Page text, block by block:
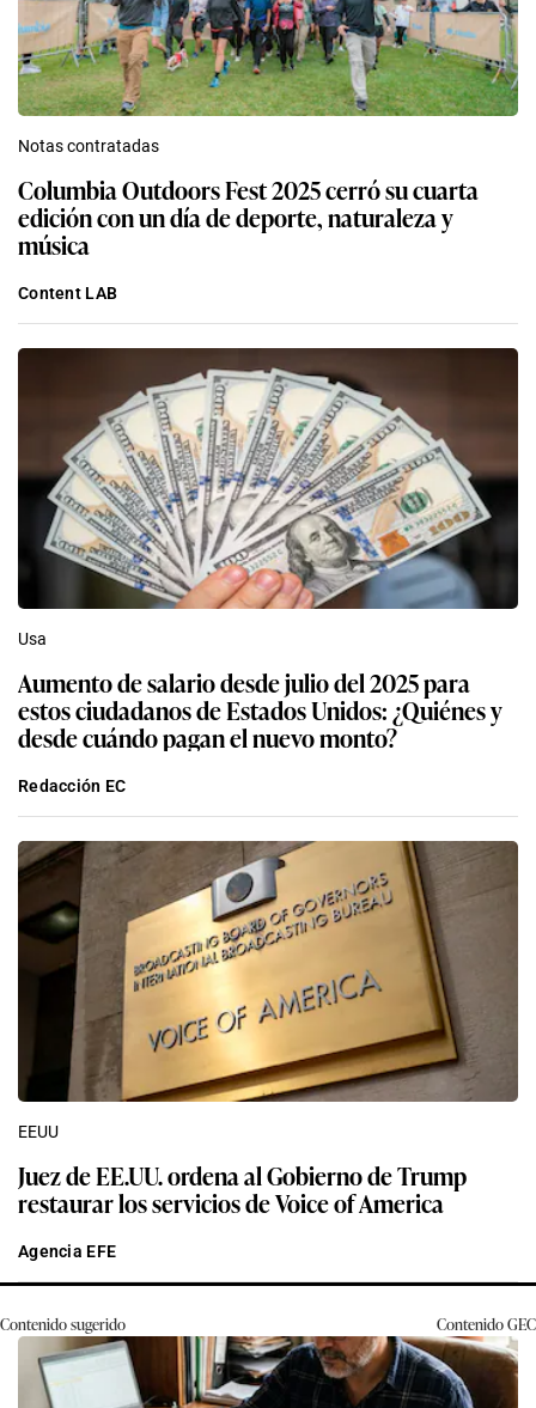
Notas contratadas
Columbia Outdoors Fest 2025 cerró su cuarta
edición con un día de deporte, naturaleza y
música
Content LAB
Usa
Aumento de salario desde julio del 2025 para
estos ciudadanos de Estados Unidos: ¿Quiénes y
desde cuándo pagan el nuevo monto?
Redacción EC
EEUU
Juez de EE.UU. ordena al Gobierno de Trump
restaurar los servicios de Voice of America
Agencia EFE
Contenido sugerido ContenidoGEC